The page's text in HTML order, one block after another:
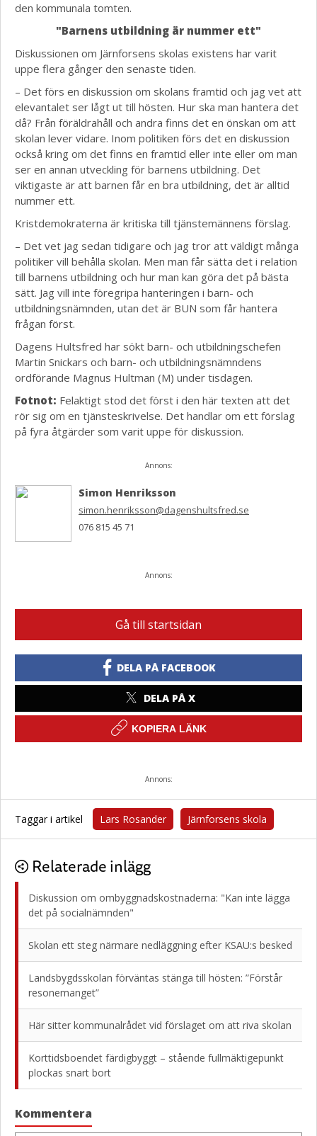
den kommunala tomten.
"Barnens utbildning är nummer ett"
Diskussionen om Järnforsens skolas existens har varit
uppe flera gånger den senaste tiden.
– Det förs en diskussion om skolans framtid och jag vet att
elevantalet ser lågt ut till hösten. Hur ska man hantera det
då? Från föräldrahåll och andra finns det en önskan om att
skolan lever vidare. Inom politiken förs det en diskussion
också kring om det finns en framtid eller inte eller om man
ser en annan utveckling för barnens utbildning. Det
viktigaste är att barnen får en bra utbildning, det är alltid
nummer ett.
Kristdemokraterna är kritiska till tjänstemännens förslag.
– Det vet jag sedan tidigare och jag tror att väldigt många
politiker vill behålla skolan. Men man får sätta det i relation
till barnens utbildning och hur man kan göra det på bästa
sätt. Jag vill inte föregripa hanteringen i barn- och
utbildningsnämnden, utan det är BUN som får hantera
frågan först.
Dagens Hultsfred har sökt barn- och utbildningschefen
Martin Snickars och barn- och utbildningsnämndens
ordförande Magnus Hultman (M) under tisdagen.
Fotnot: Felaktigt stod det först i den här texten att det
rör sig om en tjänsteskrivelse. Det handlar om ett förslag
på fyra åtgärder som varit uppe för diskussion.
Annons:
Simon Henriksson
simon.henriksson@dagenshultsfred.se
076 815 45 71
Annons:
Gå till startsidan
DELA PÅ FACEBOOK
DELA PÅ X
KOPIERA LÄNK
Annons:
Taggar i artikel Lars Rosander Järnforsens skola
Relaterade inlägg
Diskussion om ombyggnadskostnaderna: "Kan inte lägga
det på socialnämnden"
Skolan ett steg närmare nedläggning efter KSAU:s besked
Landsbygdsskolan förväntas stänga till hösten: ”Förstår
resonemanget”
Här sitter kommunalrådet vid förslaget om att riva skolan
Korttidsboendet färdigbyggt – stående fullmäktigepunkt
plockas snart bort
Kommentera